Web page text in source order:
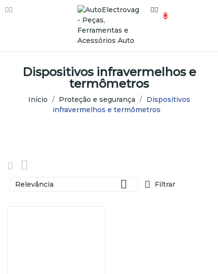
0
Dispositivos infravermelhos e
termômetros
Início Proteção e segurança
Dispositivos
infravermelhos e termômetros
Relevância  Filtrar